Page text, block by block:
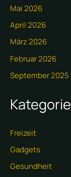
Mai 2026
April 2026
März 2026
Februar 2026
September 2025
Freizeit
Gadgets
Gesundheit